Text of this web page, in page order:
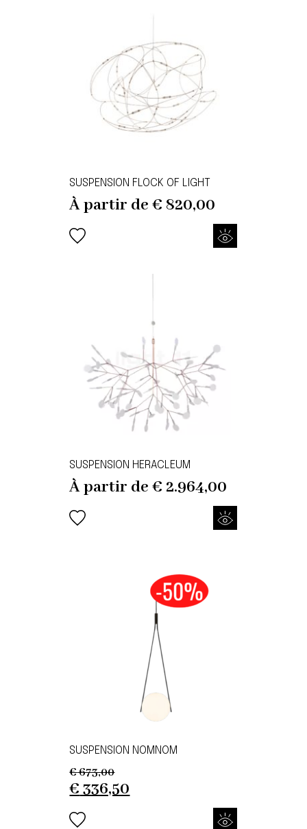
SUSPENSION FLOCK OF LIGHT
À partir de€ 820,00
SUSPENSION HERACLEUM
À partir de€ 2.964,00
SUSPENSION NOMNOM
€673,00
Original
was:
€ 336,50